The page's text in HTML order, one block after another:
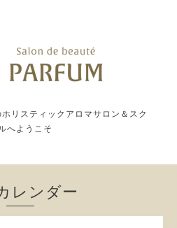
リスティックアロマサロン＆スク
へようこそ
レンダー